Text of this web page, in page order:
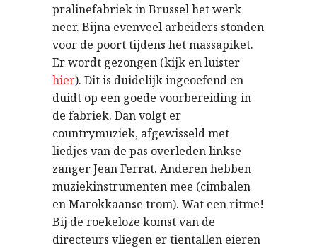
pralinefabriek in Brussel het werk
neer. Bijna evenveel arbeiders stonden
voor de poort tijdens het massapiket.
Er wordt gezongen (kijk en luister
hier). Dit is duidelijk ingeoefend en
duidt op een goede voorbereiding in
de fabriek. Dan volgt er
countrymuziek, afgewisseld met
liedjes van de pas overleden linkse
zanger Jean Ferrat. Anderen hebben
muziekinstrumenten mee (cimbalen
en Marokkaanse trom). Wat een ritme!
Bij de roekeloze komst van de
directeurs vliegen er tientallen eieren